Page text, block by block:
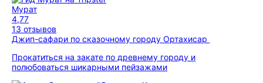
Мурат
4,77
13 отзывов
Джип-сафари по сказочному городу Ортахисар
Прокатиться на закате по древнему городу и
полюбоваться шикарными пейзажами